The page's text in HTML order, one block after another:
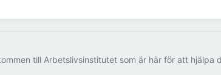
till Arbetslivsinstitutet som är här för att